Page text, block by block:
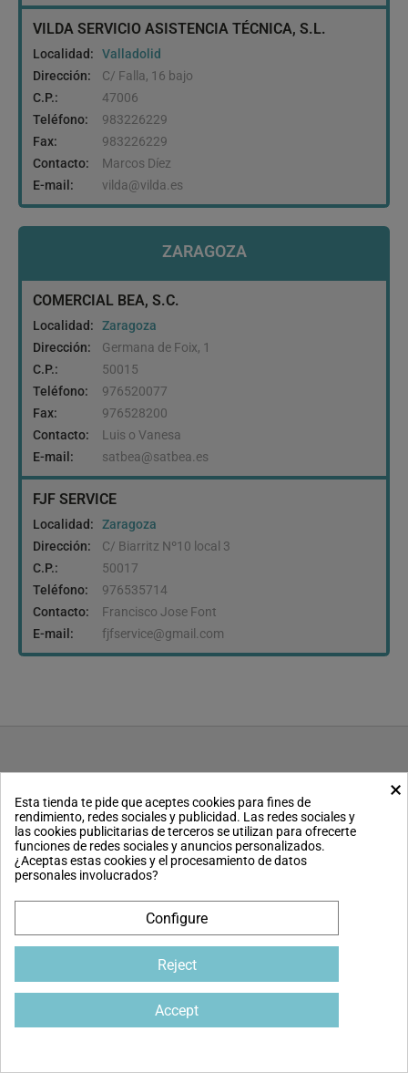
VILDA SERVICIO ASISTENCIA TÉCNICA, S.L.
Localidad:
Valladolid
Dirección:
C/ Falla, 16 bajo
C.P.:
47006
Teléfono:
983226229
Fax:
983226229
Contacto:
Marcos Díez
E-mail:
vilda@vilda.es
ZARAGOZA
COMERCIAL BEA, S.C.
Localidad:
Zaragoza
Dirección:
Germana de Foix, 1
C.P.:
50015
Teléfono:
976520077
Fax:
976528200
Contacto:
Luis o Vanesa
E-mail:
satbea@satbea.es
FJF SERVICE
Localidad:
Zaragoza
Dirección:
C/ Biarritz Nº10 local 3
C.P.:
50017
Teléfono:
976535714
Contacto:
Francisco Jose Font
E-mail:
fjfservice@gmail.com
Tienda
Calefacción
Ventiladores
×
Esta tienda te pide que aceptes cookies para fines de
rendimiento, redes sociales y publicidad. Las redes sociales y
las cookies publicitarias de terceros se utilizan para ofrecerte
funciones de redes sociales y anuncios personalizados.
¿Aceptas estas cookies y el procesamiento de datos
personales involucrados?
Configure
Reject
Accept